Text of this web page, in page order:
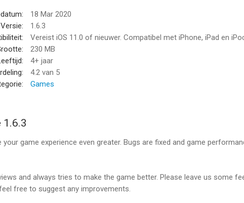
applicable.
subscription
renew for the subscription whenever you want in the settings if your
HT202039.
subscription period expires, you will be unsubscribed. The current
After your subscription expires, you will no longer be able to use
Option.
privacy-policy/
terms-of-use/
Limited is een app voor iPhone, iPad en iPod touch met iOS
18 Mar 2020
Versie:
1.6.3
Vereist iOS 11.0 of nieuwer. Compatibel met iPhone, iPad en
230 MB
4+ jaar
4.2 van 5
Games
1.6.3
your game experience even greater. Bugs are fixed and game
and always tries to make the game better. Please leave us some
free to suggest any improvements.